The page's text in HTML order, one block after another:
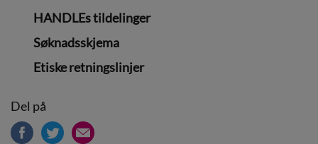
HANDLEs tildelinger
Søknadsskjema
Etiske retningslinjer
Del på